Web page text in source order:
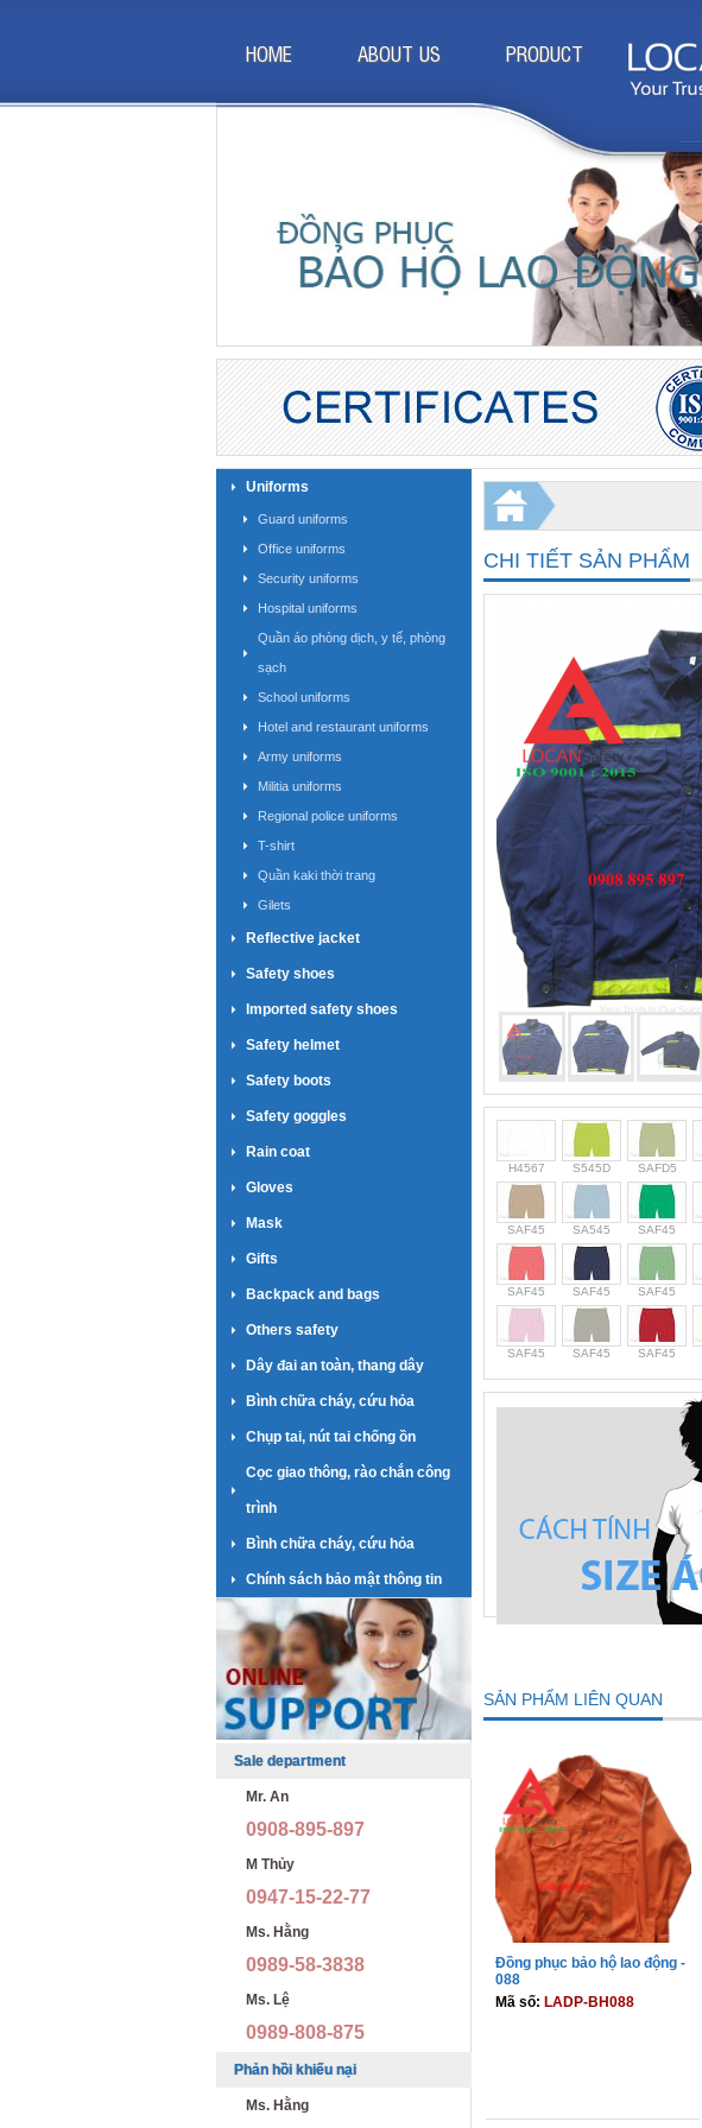
HOME ABOUT US PRODUCT
CHI TIẾT SẢN PHẨM
H4567 S545D SAFD5
SAF45 SA545 SAF45
SAF45 SAF45 SAF45
SAF45 SAF45 SAF45
SẢN PHẨM LIÊN QUAN
Đồng phục bảo hộ lao động -
088
Mã số: LADP-BH088
Uniforms
Guard uniforms
Office uniforms
Security uniforms
Hospital uniforms
Quần áo phòng dịch, y tế, phòng
sạch
School uniforms
Hotel and restaurant uniforms
Army uniforms
Militia uniforms
Regional police uniforms
T-shirt
Quần kaki thời trang
Gilets
Reflective jacket
Safety shoes
Imported safety shoes
Safety helmet
Safety boots
Safety goggles
Rain coat
Gloves
Mask
Gifts
Backpack and bags
Others safety
Dây đai an toàn, thang dây
Bình chữa cháy, cứu hỏa
Chụp tai, nút tai chống ồn
Cọc giao thông, rào chắn công
trình
Bình chữa cháy, cứu hỏa
Chính sách bảo mật thông tin
Sale department
Mr. An
0908-895-897
M Thủy
0947-15-22-77
Ms. Hằng
0989-58-3838
Ms. Lệ
0989-808-875
Phản hồi khiếu nại
Ms. Hằng